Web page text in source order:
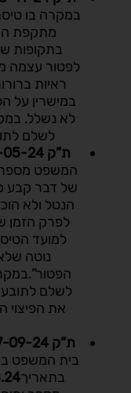
במקרה בו
מתקפת
בתקופות
לפטור עצמה
ראיות
במישרין על
לא נשלל.
לשלם
ת”ק 35498-05-24 אדרת נ’
המשפט מספר
של דבר קבע
הנטל ולא
לפרק הזמן
למועד
נוטה
את הפיצוי
ת”ק 60727-09-24 אפשטיין ואח’ נ’ אייר אינדיה
בית המשפט
בתאריך